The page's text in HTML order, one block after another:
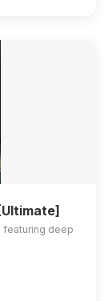
featuring deep